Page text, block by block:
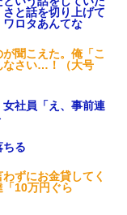
と話を切り上げて
ワロタあんてな
聞こえた。俺「こ
なさい…！（大号
社員「え、事前連
ちる
ずにお金貸してく
10万円ぐら